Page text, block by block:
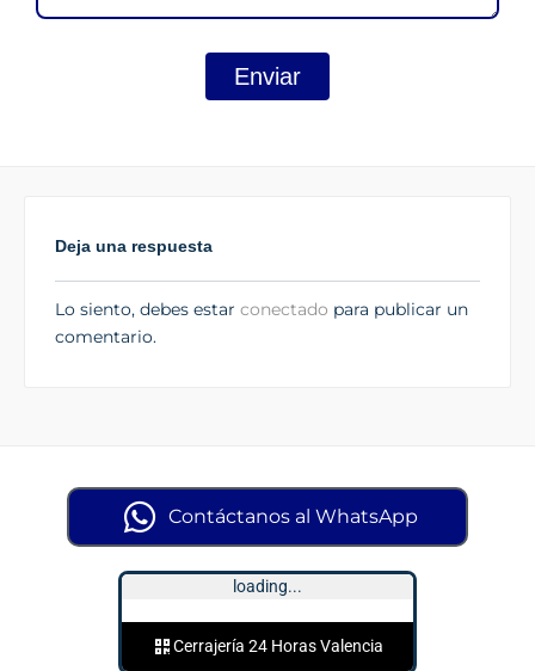
Enviar
Deja una respuesta
Lo siento, debes estar conectado para publicar un
comentario.
Contáctanos al WhatsApp
loading...
Cerrajería 24 Horas Valencia